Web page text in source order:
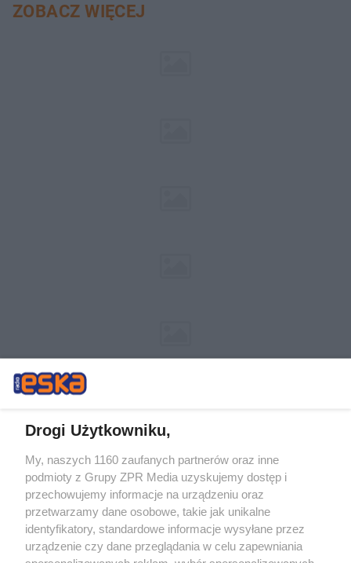
ZOBACZ WIĘCEJ
Żaden utwór zamieszczony w serwisie nie może być powielany i
rozpowszechniany lub dalej rozpowszechniany w jakikolwiek sposób (w
tym także elektroniczny lub mechaniczny) na jakimkolwiek polu
eksploatacji w jakiejkolwiek formie, włącznie z umieszczaniem w
Internecie bez pisemnej zgody właściciela praw. Jakiekolwiek użycie lub
wykorzystanie utworów w całości lub w części z naruszeniem prawa,
tzn. bez właściwej zgody, jest zabronione pod groźbą kary i może być
ścigane prawnie.
Drogi Użytkowniku,
My, naszych 1160 zaufanych partnerów oraz inne
podmioty z Grupy ZPR Media uzyskujemy dostęp i
przechowujemy informacje na urządzeniu oraz
przetwarzamy dane osobowe, takie jak unikalne
identyfikatory, standardowe informacje wysyłane przez
urządzenie czy dane przeglądania w celu zapewniania